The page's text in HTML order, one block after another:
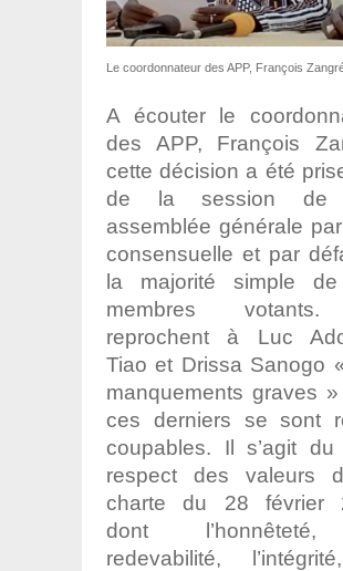
Le coordonnateur des APP, François
A écouter le
des APP, François
cette décision a été
de la session de
assemblée générale
consensuelle et par
la majorité simple
membres
reprochent à Luc
Tiao et Drissa Sanogo
manquements graves
ces derniers se sont
coupables. Il s’agit du
respect des valeurs
charte du 28 février
dont
redevabilité,